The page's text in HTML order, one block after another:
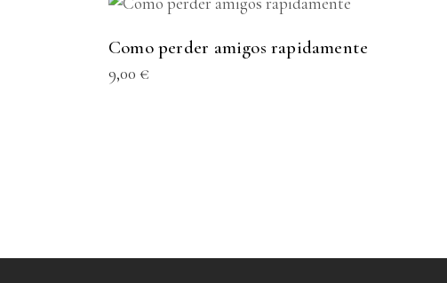
ADICIONAR
Como perder amigos rapidamente
9,00 €